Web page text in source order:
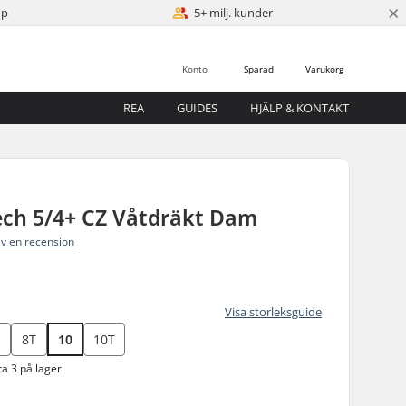
5+ milj. kunder ×
Varukorg
Sparad
Konto
REA GUIDES HJÄLP & KONTAKT
5/4+ CZ Våtdräkt Dam
en recension
Visa storleksguide
8T 10 10T
3 på lager